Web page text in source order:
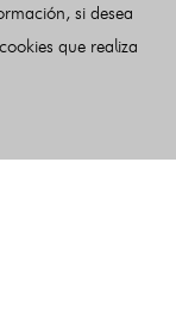
Últimas noticias
si desea
que realiza